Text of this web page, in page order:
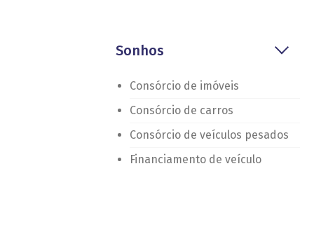
Sonhos
Consórcio de imóveis
Consórcio de carros
Consórcio de veículos pesados
Financiamento de veículo